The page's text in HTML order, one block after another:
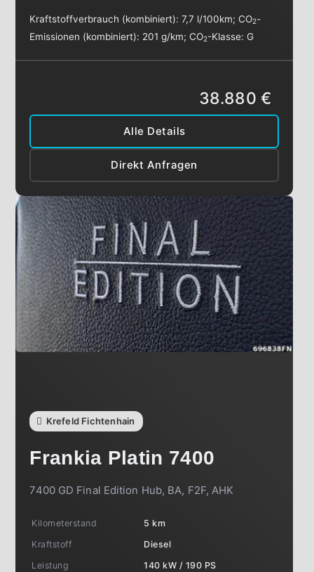
Kraftstoffverbrauch (kombiniert):7,7 l/100km;CO2-
Emissionen (kombiniert): 201 g/km;CO2-Klasse:G
Alle Details
Direkt Anfragen
38.880 €
Krefeld Fichtenhain
Frankia Platin 7400
7400 GD Final Edition Hub, BA, F2F, AHK
Kilometerstand
5 km
Kraftstoff
Diesel
Leistung
140 kW / 190 PS